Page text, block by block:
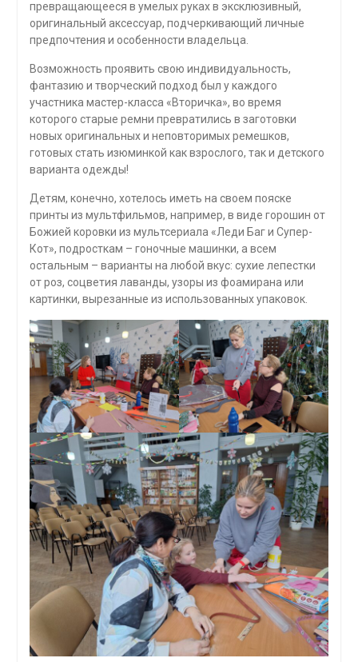
превращающееся в умелых руках в эксклюзивный,
оригинальный аксессуар, подчеркивающий личные
предпочтения и особенности владельца.
Возможность проявить свою индивидуальность,
фантазию и творческий подход был у каждого
участника мастер-класса «Вторичка», во время
которого старые ремни превратились в заготовки
новых оригинальных и неповторимых ремешков,
готовых стать изюминкой как взрослого, так и детского
варианта одежды!
Детям, конечно, хотелось иметь на своем пояске
принты из мультфильмов, например, в виде горошин от
Божией коровки из мультсериала «Леди Баг и Супер-
Кот», подросткам – гоночные машинки, а всем
остальным – варианты на любой вкус: сухие лепестки
от роз, соцветия лаванды, узоры из фоамирана или
картинки, вырезанные из использованных упаковок.